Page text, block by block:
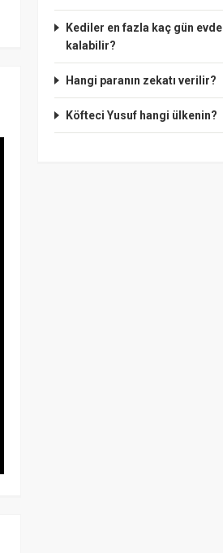
Kediler en fazla kaç gün evde
kalabilir?
Hangi paranın zekatı verilir?
Köfteci Yusuf hangi ülkenin?